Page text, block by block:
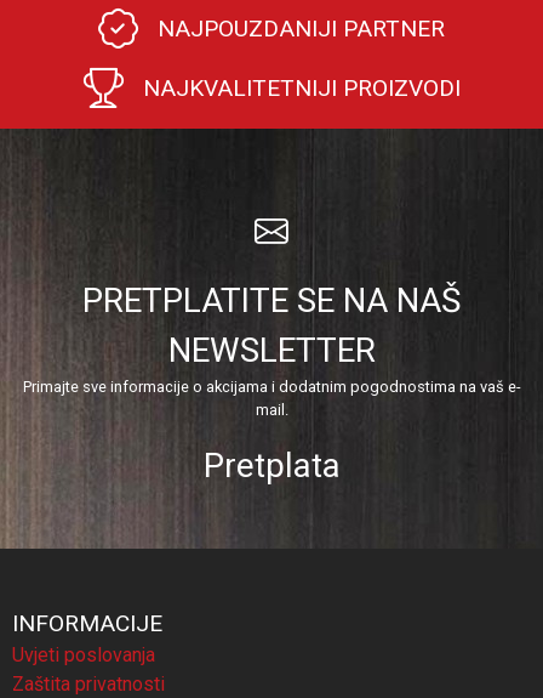
NAJPOUZDANIJI PARTNER
NAJKVALITETNIJI PROIZVODI
PRETPLATITE SE NA NAŠ
NEWSLETTER
Primajte sve informacije o akcijama i dodatnim pogodnostima na vaš e-
mail.
Pretplata
INFORMACIJE
Uvjeti poslovanja
Zaštita privatnosti